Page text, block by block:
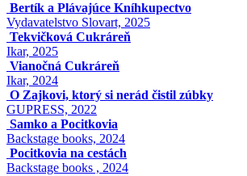
Bertík a Plávajúce Kníhkupectvo
Vydavatelstvo Slovart, 2025
Tekvičková Cukráreň
Ikar, 2025
Vianočná Cukráreň
Ikar, 2024
O Zajkovi, ktorý si nerád čistil zúbky
GUPRESS, 2022
Samko a Pocitkovia
Backstage books, 2024
Pocitkovia na cestách
Backstage books , 2024